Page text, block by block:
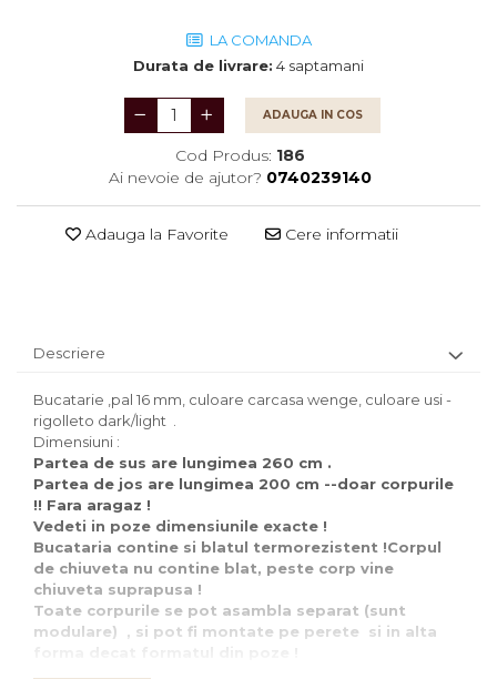
LA COMANDA
Durata de livrare: 4 saptamani
ADAUGA IN COS
Cod Produs: 186
Ai nevoie de ajutor? 0740239140
Adauga la Favorite Cere informatii
Descriere
Bucatarie ,pal 16 mm, culoare carcasa wenge, culoare usi -
rigolleto dark/light .
Dimensiuni :
Partea de sus are lungimea 260 cm .
Partea de jos are lungimea 200 cm --doar corpurile
!! Fara aragaz !
Vedeti in poze dimensiunile exacte !
Bucataria contine si blatul termorezistent !Corpul
de chiuveta nu contine blat, peste corp vine
chiuveta suprapusa !
Toate corpurile se pot asambla separat (sunt
modulare) , si pot fi montate pe perete si in alta